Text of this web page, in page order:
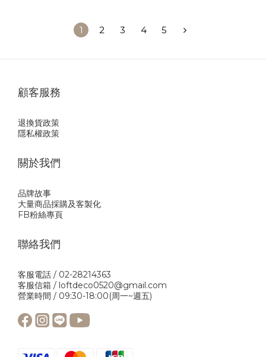
1 2 3 4 5
顧客服務
退換貨政策
隱私權政策
關於我們
品牌故事
大量商品採購及客製化
FB粉絲專頁
聯絡我們
客服電話 / 02-28214363
客服信箱 / loftdeco0520@gmail.com
營業時間 / 09:30-18:00(周一~週五)